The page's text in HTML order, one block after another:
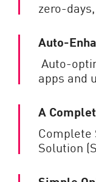
zero-
Auto-
Auto-
apps and
A
Complete
Solution